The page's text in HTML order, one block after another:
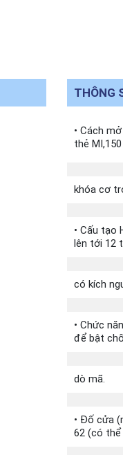
THÔNG
• Cách
thẻ
khóa cơ
• Cấu tạo
lên tới 12
có kích
• Chức
để bật
dò mã.
• Đố cửa
62 (có